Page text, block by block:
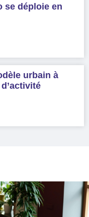
se déploie en
urbain à